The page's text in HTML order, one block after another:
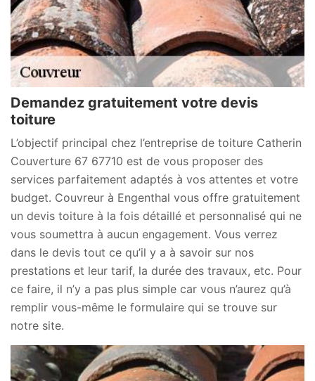
Demandez gratuitement votre devis
toiture
L’objectif principal chez l’entreprise de toiture Catherin
Couverture 67 67710 est de vous proposer des
services parfaitement adaptés à vos attentes et votre
budget. Couvreur à Engenthal vous offre gratuitement
un devis toiture à la fois détaillé et personnalisé qui ne
vous soumettra à aucun engagement. Vous verrez
dans le devis tout ce qu’il y a à savoir sur nos
prestations et leur tarif, la durée des travaux, etc. Pour
ce faire, il n’y a pas plus simple car vous n’aurez qu’à
remplir vous-même le formulaire qui se trouve sur
notre site.